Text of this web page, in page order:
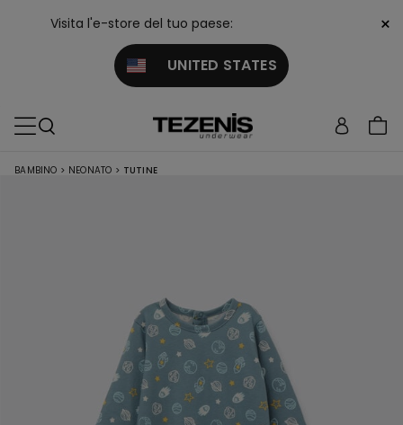
Visita l'e-store del tuo paese:
UNITED STATES
×
BAMBINO > NEONATO > TUTINE